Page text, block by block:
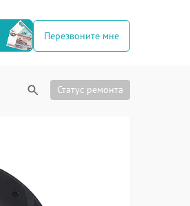
Перезвоните мне
Статус ремонта